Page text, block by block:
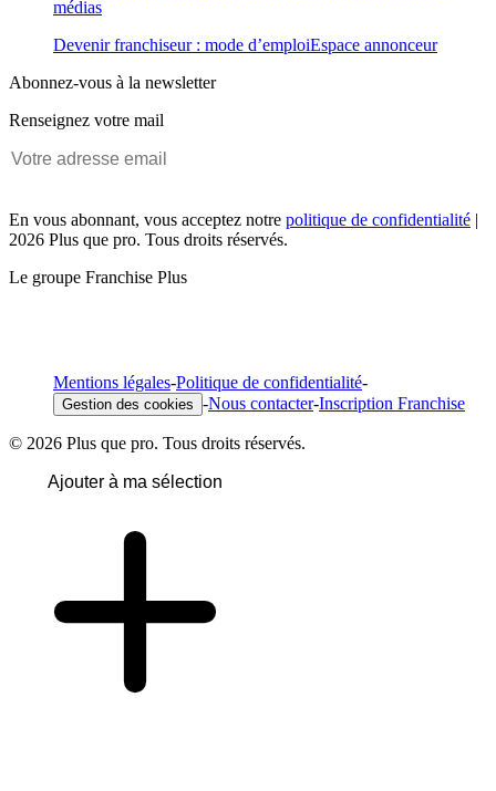
médias
Devenir franchiseur : mode d’emploiEspace annonceur
Abonnez-vous à la newsletter
Renseignez votre mail
En vous abonnant, vous acceptez notre politique de confidentialité |
2026 Plus que pro. Tous droits réservés.
Le groupe Franchise Plus
Mentions légales-Politique de confidentialité-
Gestion des cookies -Nous contacter-Inscription Franchise
© 2026 Plus que pro. Tous droits réservés.
Ajouter à ma sélection